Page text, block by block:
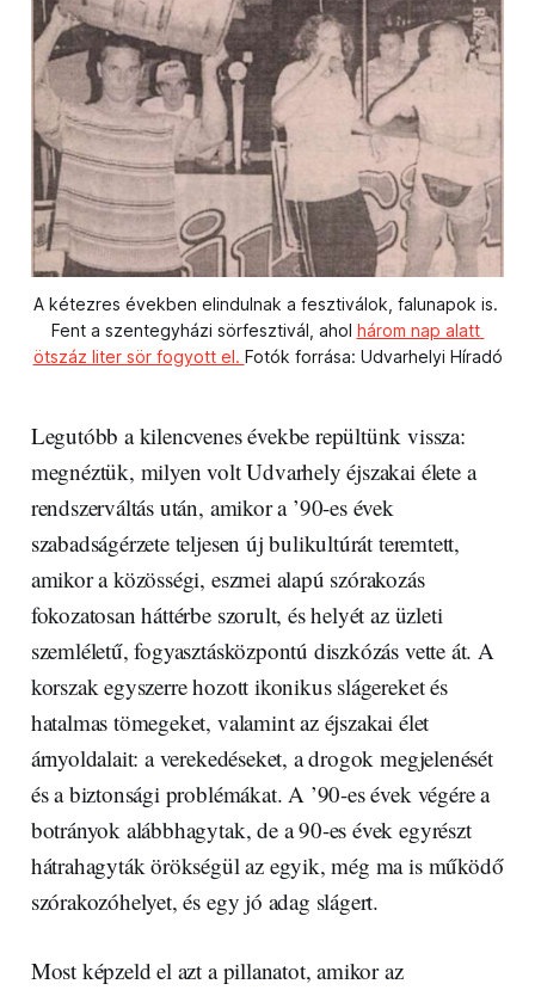
A kétezres években elindulnak a fesztiválok, falunapok is.
Fent a szentegyházi sörfesztivál, ahol három nap alatt
ötszáz liter sör fogyott el. Fotók forrása: Udvarhelyi Híradó
Legutóbb a kilencvenes évekbe repültünk vissza:
megnéztük, milyen volt Udvarhely éjszakai élete a
rendszerváltás után, amikor a ’90-es évek
szabadságérzete teljesen új bulikultúrát teremtett,
amikor a közösségi, eszmei alapú szórakozás
fokozatosan háttérbe szorult, és helyét az üzleti
szemléletű, fogyasztásközpontú diszkózás vette át. A
korszak egyszerre hozott ikonikus slágereket és
hatalmas tömegeket, valamint az éjszakai élet
árnyoldalait: a verekedéseket, a drogok megjelenését
és a biztonsági problémákat. A ’90-es évek végére a
botrányok alábbhagytak, de a 90-es évek egyrészt
hátrahagyták örökségül az egyik, még ma is működő
szórakozóhelyet, és egy jó adag slágert.
Most képzeld el azt a pillanatot, amikor az